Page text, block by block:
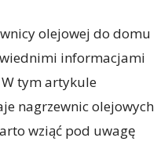
olejowej do domu
informacjami
W tym artykule
nagrzewnic olejowych
wziąć pod uwagę